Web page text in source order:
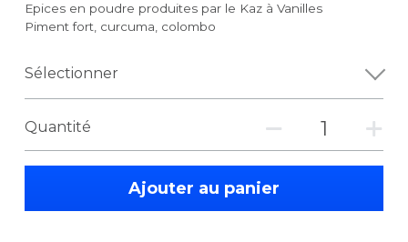
Epices en poudre produites par le Kaz à Vanilles
Piment fort, curcuma, colombo
Sélectionner
Quantité
Ajouter au panier